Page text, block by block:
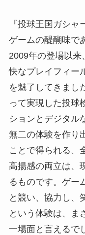
『投球王国ガシ
ゲームの醍醐味で
2009年の登場以
快なプレイフィー
を魅了してきまし
って実現した投球
ションとデジタル
無二の体験を作り
ことで得られる、
高揚感の両立は、
るものです。ゲー
と競い、協力し、
という体験は、ま
一場面と言えるで